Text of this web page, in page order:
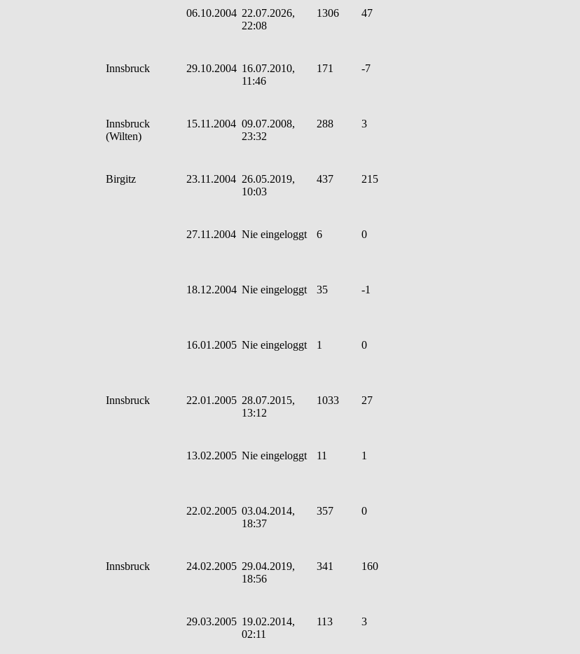
06.10.2004 22.07.2026,
22:08
1306 47
Innsbruck 29.10.2004 16.07.2010,
11:46
171 -7
Innsbruck
(Wilten)
15.11.2004 09.07.2008,
23:32
288 3
Birgitz 23.11.2004 26.05.2019,
10:03
437 215
27.11.2004 Nie eingeloggt 6 0
18.12.2004 Nie eingeloggt 35 -1
16.01.2005 Nie eingeloggt 1 0
Innsbruck 22.01.2005 28.07.2015,
13:12
1033 27
13.02.2005 Nie eingeloggt 11 1
22.02.2005 03.04.2014,
18:37
357 0
Innsbruck 24.02.2005 29.04.2019,
18:56
341 160
29.03.2005 19.02.2014,
02:11
113 3